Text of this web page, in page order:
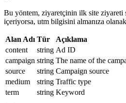
Bu yöntem, ziyaretçinin ilk site ziyareti
içeriyorsa, utm bilgisini almanıza olanak
Alan Adı Tür
Açıklama
content
string Ad ID
campaign string The name of the
source
string Campaign source
medium
string Traffic type
term
string Keyword